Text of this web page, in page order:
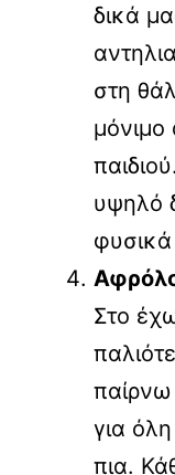
δικά
στη
υψηλό
φυσικά
Στο
για
πια.